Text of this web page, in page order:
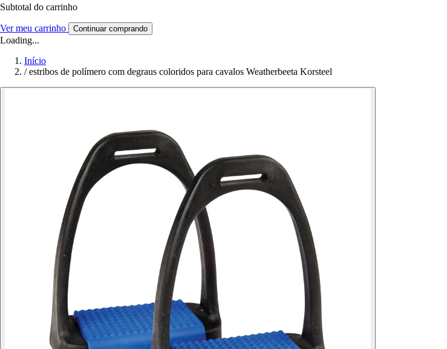
Subtotal do carrinho
Ver meu carrinho Continuar comprando
Loading...
Início
/ estribos de polímero com degraus coloridos para cavalos Weatherbeeta Korsteel